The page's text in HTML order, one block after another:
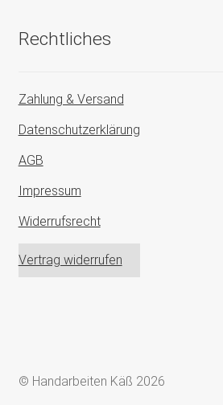
Rechtliches
Zahlung & Versand
Datenschutzerklärung
AGB
Impressum
Widerrufsrecht
Vertrag widerrufen
© Handarbeiten Käß 2026